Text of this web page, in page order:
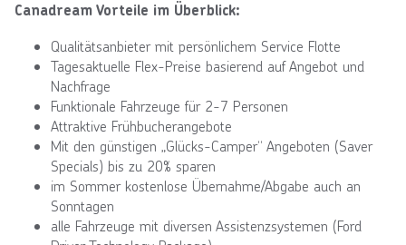
Canadream Vorteile im Überblick:
Qualitätsanbieter mit persönlichem Service Flotte
Tagesaktuelle Flex-Preise basierend auf Angebot und
Nachfrage
Funktionale Fahrzeuge für 2-7 Personen
Attraktive Frühbucherangebote
Mit den günstigen „Glücks-Camper“ Angeboten (Saver
Specials) bis zu 20% sparen
im Sommer kostenlose Übernahme/Abgabe auch an
Sonntagen
alle Fahrzeuge mit diversen Assistenzsystemen (Ford